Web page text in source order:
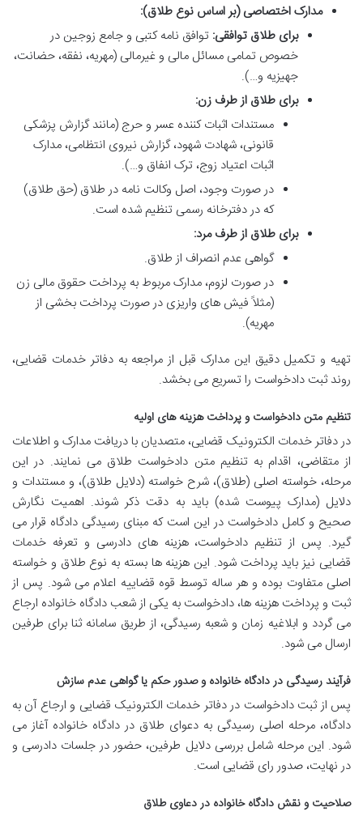
مدارک اختصاصی (بر اساس نوع طلاق):
برای طلاق توافقی: توافق نامه کتبی و جامع زوجین در
خصوص تمامی مسائل مالی و غیرمالی (مهریه، نفقه، حضانت،
جهیزیه و…).
برای طلاق از طرف زن:
مستندات اثبات کننده عسر و حرج (مانند گزارش پزشکی
قانونی، شهادت شهود، گزارش نیروی انتظامی، مدارک
اثبات اعتیاد زوج، ترک انفاق و…).
در صورت وجود، اصل وکالت نامه در طلاق (حق طلاق)
که در دفترخانه رسمی تنظیم شده است.
برای طلاق از طرف مرد:
گواهی عدم انصراف از طلاق.
در صورت لزوم، مدارک مربوط به پرداخت حقوق مالی زن
(مثلاً فیش های واریزی در صورت پرداخت بخشی از
مهریه).
تهیه و تکمیل دقیق این مدارک قبل از مراجعه به دفاتر خدمات قضایی،
روند ثبت دادخواست را تسریع می بخشد.
تنظیم متن دادخواست و پرداخت هزینه های اولیه
در دفاتر خدمات الکترونیک قضایی، متصدیان با دریافت مدارک و اطلاعات
از متقاضی، اقدام به تنظیم متن دادخواست طلاق می نمایند. در این
مرحله، خواسته اصلی (طلاق)، شرح خواسته (دلایل طلاق)، و مستندات و
دلایل (مدارک پیوست شده) باید به دقت ذکر شوند. اهمیت نگارش
صحیح و کامل دادخواست در این است که مبنای رسیدگی دادگاه قرار می
گیرد. پس از تنظیم دادخواست، هزینه های دادرسی و تعرفه خدمات
قضایی نیز باید پرداخت شود. این هزینه ها بسته به نوع طلاق و خواسته
اصلی متفاوت بوده و هر ساله توسط قوه قضاییه اعلام می شود. پس از
ثبت و پرداخت هزینه ها، دادخواست به یکی از شعب دادگاه خانواده ارجاع
می گردد و ابلاغیه زمان و شعبه رسیدگی، از طریق سامانه ثنا برای طرفین
ارسال می شود.
فرآیند رسیدگی در دادگاه خانواده و صدور حکم یا گواهی عدم سازش
پس از ثبت دادخواست در دفاتر خدمات الکترونیک قضایی و ارجاع آن به
دادگاه، مرحله اصلی رسیدگی به دعوای طلاق در دادگاه خانواده آغاز می
شود. این مرحله شامل بررسی دلایل طرفین، حضور در جلسات دادرسی و
در نهایت، صدور رای قضایی است.
صلاحیت و نقش دادگاه خانواده در دعاوی طلاق